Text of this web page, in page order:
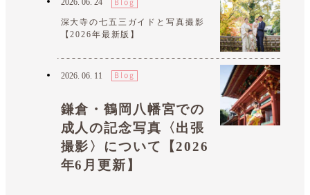
2026. 06. 24
深大寺の七五三ガイドと写真撮影
【2026年最新版】
2026. 06. 11
鎌倉・鶴岡八幡宮での
成人の記念写真〈出張
撮影〉について【2026
年6月更新】